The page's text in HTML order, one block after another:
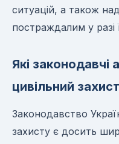
ситуацій, а також
постраждалим у разі
Які
цивільний
Законодавство
захисту є досить